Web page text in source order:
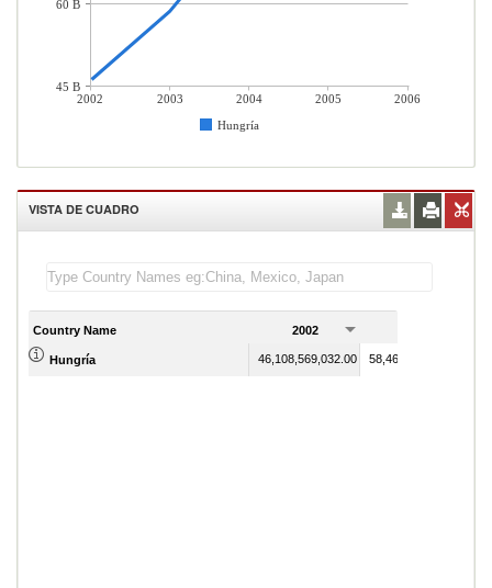
2002 2003 2004 2005
2006
Hungría
60 B
45 B
VISTA DE CUADRO
Country Name 2002
Hungría 46,108,569,032.00 58,464,385,647.00